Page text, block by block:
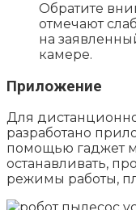
Обратите
отмечают
на
камере.
Приложение
Для
разработано
помощью гаджет
останавливать,
режимы работы,